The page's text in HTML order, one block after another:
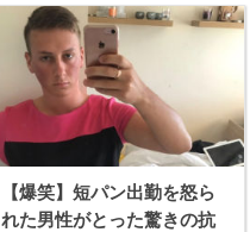
【爆笑】短パン出勤を怒ら
れた男性がとった驚きの抗